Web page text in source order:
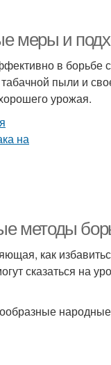
меры и
в борьбе
пыли и
урожая.
методы
как
сказаться на